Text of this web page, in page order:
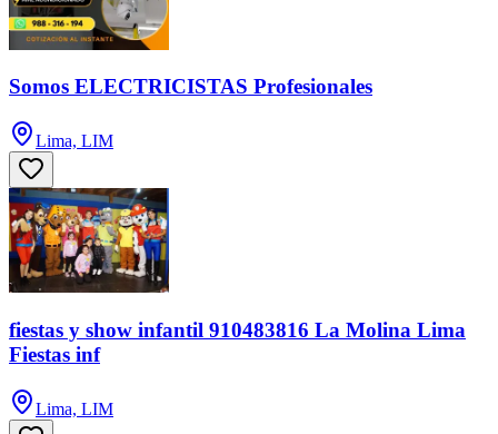
Somos ELECTRICISTAS Profesionales
Lima, LIM
fiestas y show infantil 910483816 La Molina Lima
Fiestas inf
Lima, LIM